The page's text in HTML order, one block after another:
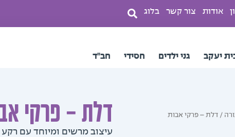
אודות צור קשר בלוג
יעקב גני ילדים חסידי חב"ד
/ דלת – פרקי אבות דלת – פרקי
עיצוב מרשים ומיוחד עם